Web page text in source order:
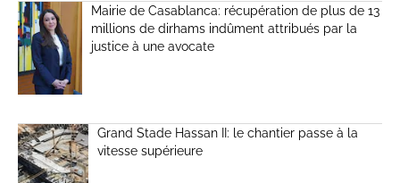
Mairie de Casablanca: récupération de plus de 13
millions de dirhams indûment attribués par la
justice à une avocate
Grand Stade Hassan II: le chantier passe à la
vitesse supérieure